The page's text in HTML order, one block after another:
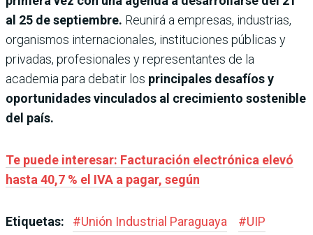
al 25 de septiembre. Reunirá a empresas, industrias,
organismos internacionales, instituciones públicas y
privadas, profesionales y representantes de la
academia para debatir los principales desafíos y
oportunidades vinculados al crecimiento sostenible
del país.
Te puede interesar: Facturación electrónica elevó
hasta 40,7 % el IVA a pagar, según
Etiquetas: #Unión Industrial Paraguaya #UIP